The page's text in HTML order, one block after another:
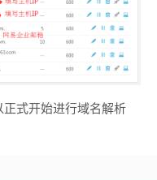
式开始进行域名解析